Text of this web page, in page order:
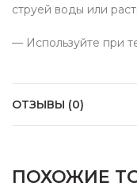
струей воды или
— Используйте при
ОТЗЫВЫ (0)
ПОХОЖИЕ